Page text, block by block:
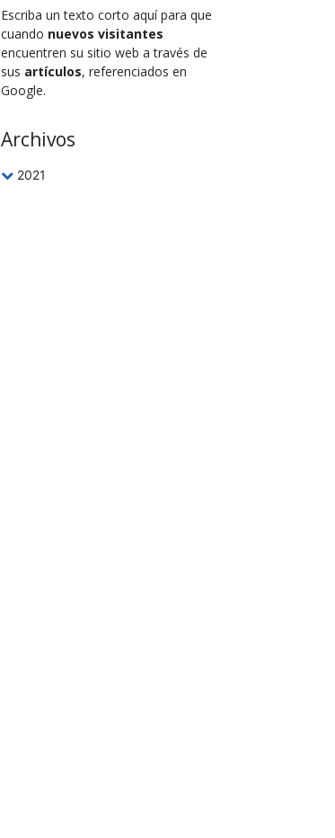
Escriba un texto corto aquí para que
cuando nuevos visitantes
encuentren su sitio web a través de
sus artículos, referenciados en
Google.
Archivos
2021